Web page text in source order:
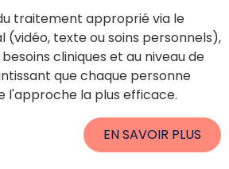
traitement approprié via le
(vidéo, texte ou soins personnels),
cliniques et au niveau de
que chaque personne
l'approche la plus efficace.
EN SAVOIR PLUS